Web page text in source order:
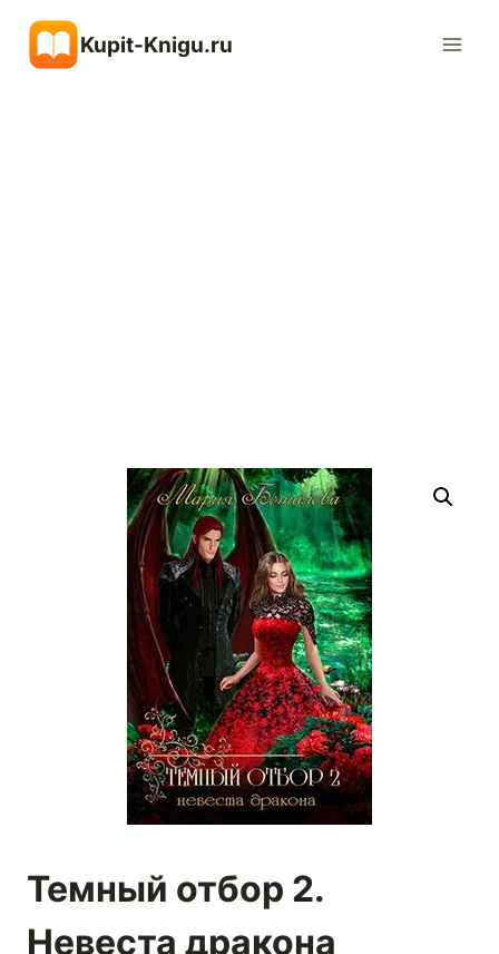
содержимому
Kupit-Knigu.ru
Темный отбор 2.
Невеста дракона